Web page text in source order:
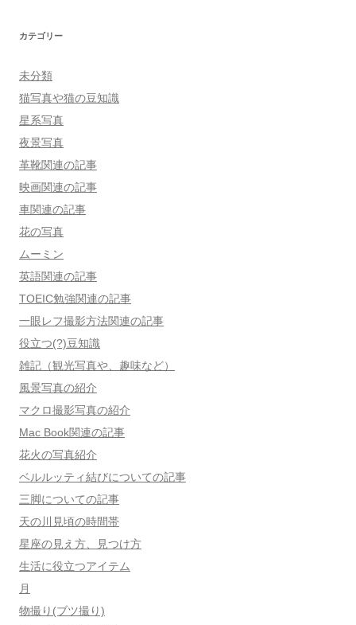
カテゴリー
未分類
猫写真や猫の豆知識
星系写真
夜景写真
革靴関連の記事
映画関連の記事
車関連の記事
花の写真
ムーミン
英語関連の記事
TOEIC勉強関連の記事
一眼レフ撮影方法関連の記事
役立つ(?)豆知識
雑記（観光写真や、趣味など）
風景写真の紹介
マクロ撮影写真の紹介
Mac Book関連の記事
花火の写真紹介
ベルルッティ結びについての記事
三脚についての記事
天の川見頃の時間帯
星座の見え方、見つけ方
生活に役立つアイテム
月
物撮り(ブツ撮り)